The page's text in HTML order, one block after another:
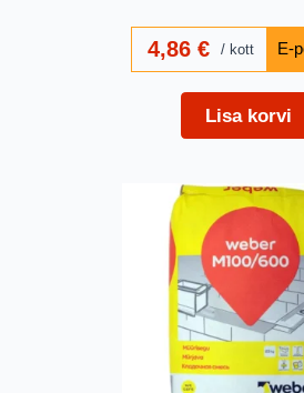
4,86 € kott
Lisa korvi